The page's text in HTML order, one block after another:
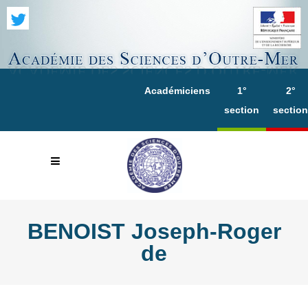
Académiciens
1°
section
2°
section
BENOIST Joseph-Roger
de